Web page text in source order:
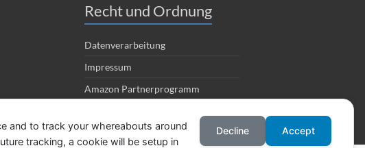
Recht und Ordnung
Datenverarbeitung
Impressum
Amazon Partnerprogramm
and to track your whereabouts around
tracking, a cookie will be setup in
Decline Accept